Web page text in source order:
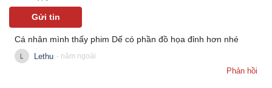
Doanh nghiệp
Gửi tin
Cá nhân mình thấy phim Dế có phần đồ họa đỉnh hơn nhé
Lethu - năm ngoái
Phản hồi